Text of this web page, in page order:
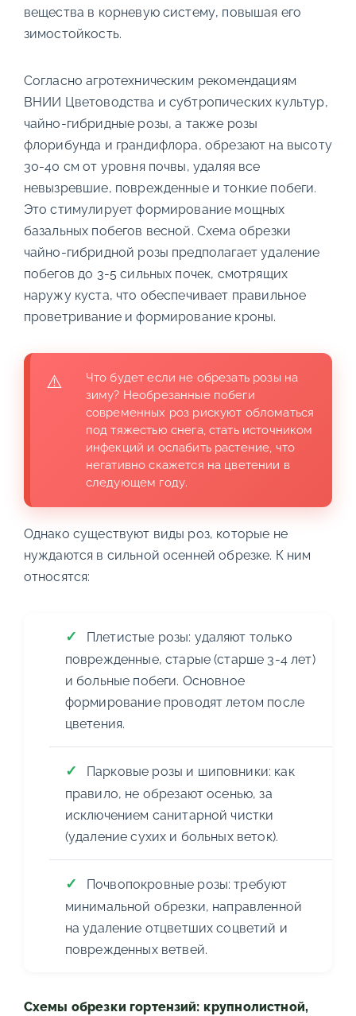
вещества в корневую систему, повышая его
зимостойкость.
Согласно агротехническим рекомендациям
ВНИИ Цветоводства и субтропических культур,
чайно-гибридные розы, а также розы
флорибунда и грандифлора, обрезают на высоту
30-40 см от уровня почвы, удаляя все
невызревшие, поврежденные и тонкие побеги.
Это стимулирует формирование мощных
базальных побегов весной. Схема обрезки
чайно-гибридной розы предполагает удаление
побегов до 3-5 сильных почек, смотрящих
наружу куста, что обеспечивает правильное
проветривание и формирование кроны.
Что будет если не обрезать розы на
зиму? Необрезанные побеги
современных роз рискуют обломаться
под тяжестью снега, стать источником
инфекций и ослабить растение, что
негативно скажется на цветении в
следующем году.
Однако существуют виды роз, которые не
нуждаются в сильной осенней обрезке. К ним
относятся:
Плетистые розы: удаляют только
поврежденные, старые (старше 3-4 лет)
и больные побеги. Основное
формирование проводят летом после
цветения.
Парковые розы и шиповники: как
правило, не обрезают осенью, за
исключением санитарной чистки
(удаление сухих и больных веток).
Почвопокровные розы: требуют
минимальной обрезки, направленной
на удаление отцветших соцветий и
поврежденных ветвей.
Схемы обрезки гортензий: крупнолистной,